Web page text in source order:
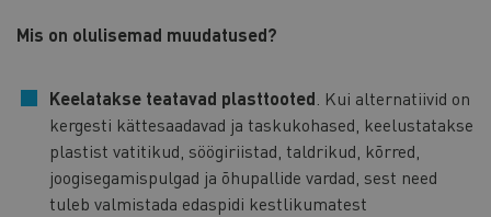
Mis on olulisemad muudatused?
Keelatakse teatavad plasttooted. Kui alternatiivid on
kergesti kättesaadavad ja taskukohased, keelustatakse
plastist vatitikud, söögiriistad, taldrikud, kõrred,
joogisegamispulgad ja õhupallide vardad, sest need
tuleb valmistada edaspidi kestlikumatest